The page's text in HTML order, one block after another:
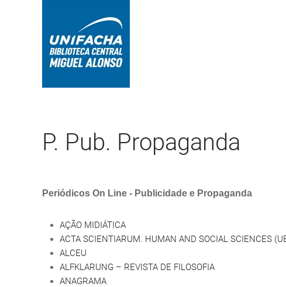
P. Pub. Propaganda
Periódicos On Line - Publicidade e Propaganda
AÇÃO MIDIÁTICA
ACTA SCIENTIARUM. HUMAN AND SOCIAL SCIENCES
ALCEU
ALFKLARUNG – REVISTA DE FILOSOFIA
ANAGRAMA